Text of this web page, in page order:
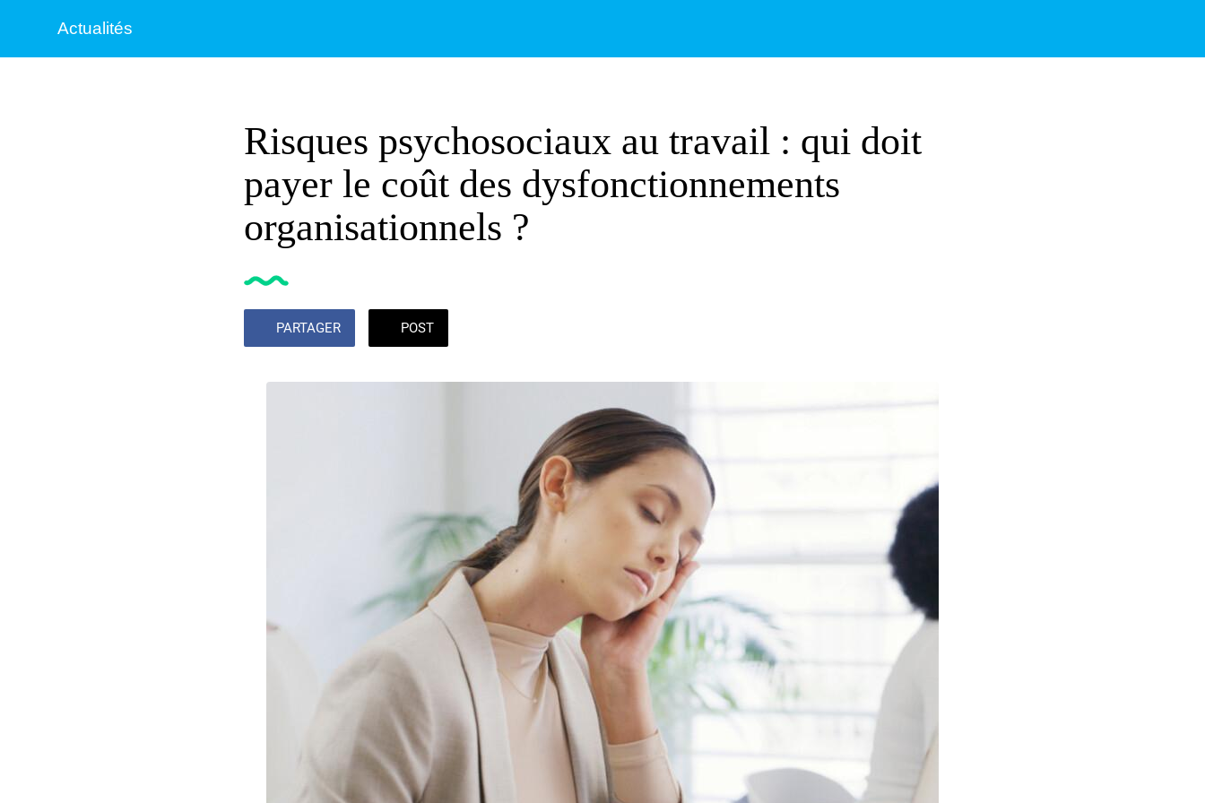
Actualités
Risques psychosociaux au travail : qui doit
payer le coût des dysfonctionnements
organisationnels ?
PARTAGER POST